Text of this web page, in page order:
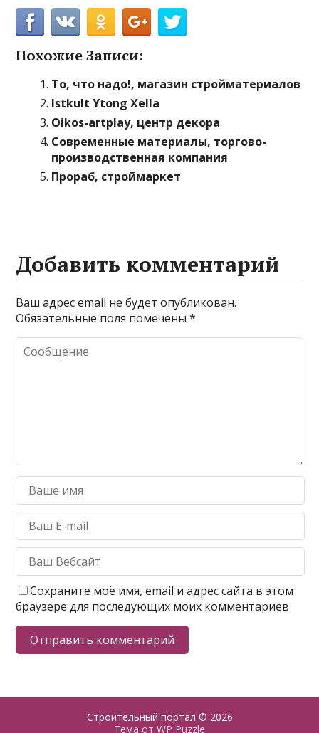
Похожие Записи:
То, что надо!, магазин стройматериалов
Istkult Ytong Xella
Oikos-artplay, центр декора
Современные материалы, торгово-
производственная компания
Прораб, строймаркет
Добавить комментарий
Ваш адрес email не будет опубликован.
Обязательные поля помечены*
Сохраните моё имя, email и адрес сайта в этом
браузере для последующих моих комментариев
Строительный портал © 2026
Тема от WP Puzzle